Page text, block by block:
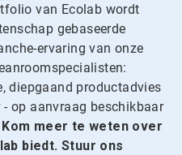
van Ecolab wordt
gebaseerde
ervaring van onze
diepgaand productadvies
op aanvraag beschikbaar
Kom meer te weten over
biedt. Stuur ons